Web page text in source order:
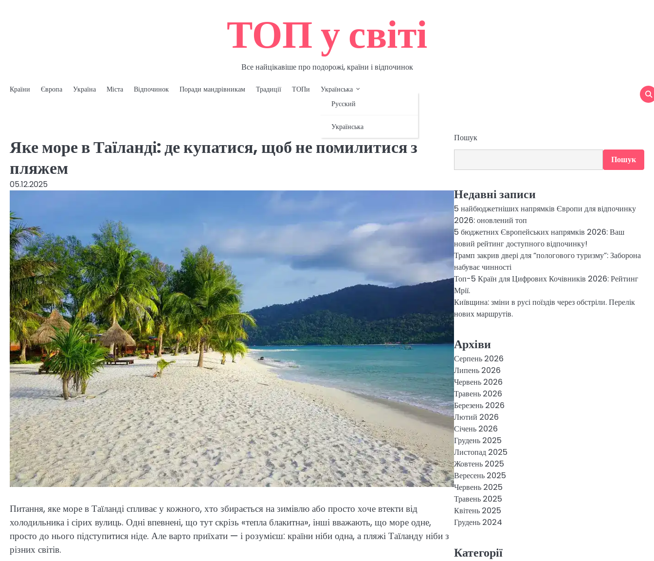
ТОП у світі
Все найцікавіше про подорожі, країни і відпочинок
Країни Європа Україна Міста Відпочинок Поради мандрівникам Традиції ТОПи
Українська
Русский
Українська
Яке море в Таїланді: де купатися, щоб не помилитися з
пляжем
05.12.2025
Питання, яке море в Таїланді спливає у кожного, хто збирається на зимівлю або просто хоче втекти від
холодильника і сірих вулиць. Одні впевнені, що тут скрізь «тепла блакитна», інші вважають, що море одне,
просто до нього підступитися ніде. Але варто приїхати — і розумієш: країни ніби одна, а пляжі Таїланду ніби з
різних світів.
Пошук
Пошук
Недавні записи
5 найбюджетніших напрямків Європи для відпочинку
2026: оновлений топ
5 бюджетних Європейських напрямків 2026: Ваш
новий рейтинг доступного відпочинку!
Трамп закрив двері для “пологового туризму”: Заборона
набуває чинності
Топ-5 Країн для Цифрових Кочівників 2026: Рейтинг
Мрії.
Київщина: зміни в русі поїздів через обстріли. Перелік
нових маршрутів.
Архіви
Серпень 2026
Липень 2026
Червень 2026
Травень 2026
Березень 2026
Лютий 2026
Січень 2026
Грудень 2025
Листопад 2025
Жовтень 2025
Вересень 2025
Червень 2025
Травень 2025
Квітень 2025
Грудень 2024
Категорії